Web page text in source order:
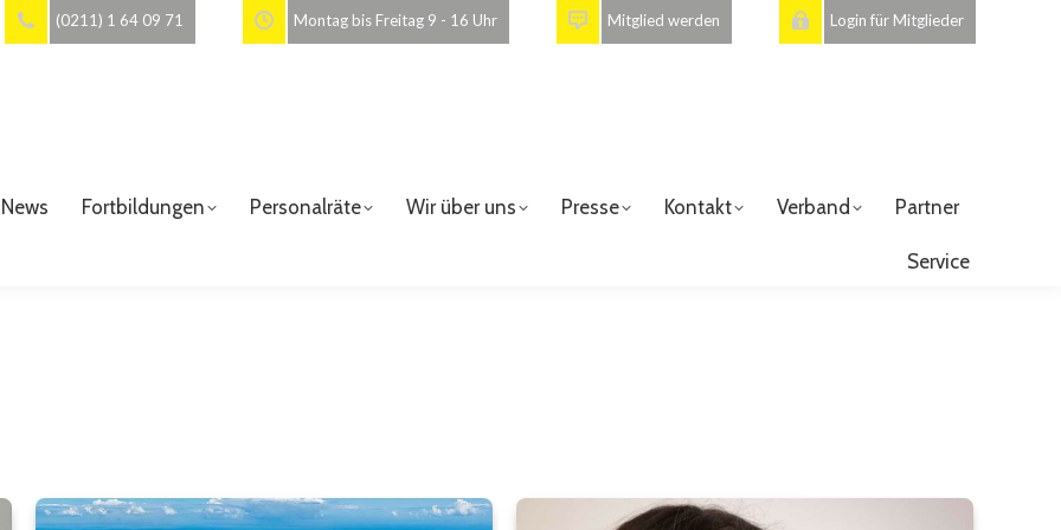
(0211) 1 64 09 71 Montag bis Freitag 9 - 16 Uhr Mitglied werden Login für Mitglieder
News Fortbildungen Personalräte Wir über uns Presse Kontakt Verband Partner
Service